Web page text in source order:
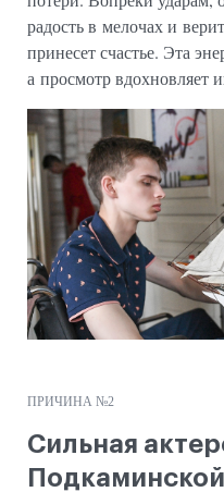
радость в мелочах и
принесет счастье. Эта
а просмотр вдохновляет
ПРИЧИНА №2
Сильная
Подкаминской